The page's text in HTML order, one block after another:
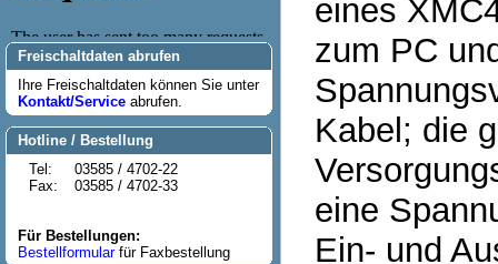
Freischaltdaten abrufen
Ihre Freischaltdaten können Sie unter
Kontakt/Service abrufen.
Hotline / Bestellung
Tel:
Fax:
03585 / 4702-22
03585 / 4702-33
Für Bestellungen:
Bestellformularfür Faxbestellung
eines
zum PC
Kabel; die
eine
Ein- und